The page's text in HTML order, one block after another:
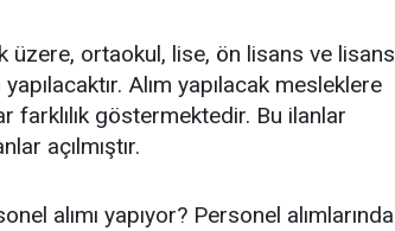
üzere, ortaokul, lise, ön lisans ve lisans
Alım yapılacak mesleklere
farklılık göstermektedir. Bu ilanlar
açılmıştır.
alımı yapıyor? Personel alımlarında